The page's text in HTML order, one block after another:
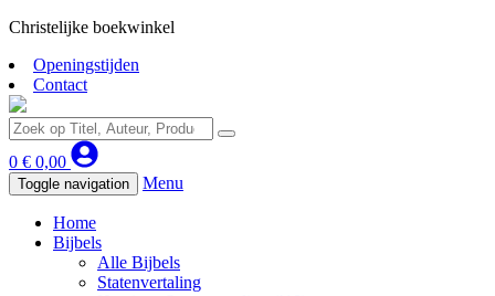
Christelijke boekwinkel
Openingstijden
Contact
0 € 0,00
Toggle navigation Menu
Home
Bijbels
Alle Bijbels
Statenvertaling